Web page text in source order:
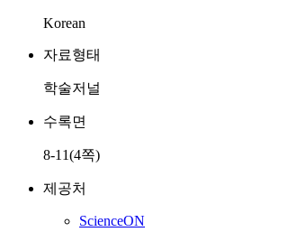
Korean
자료형태
학술저널
수록면
8-11(4쪽)
제공처
ScienceON